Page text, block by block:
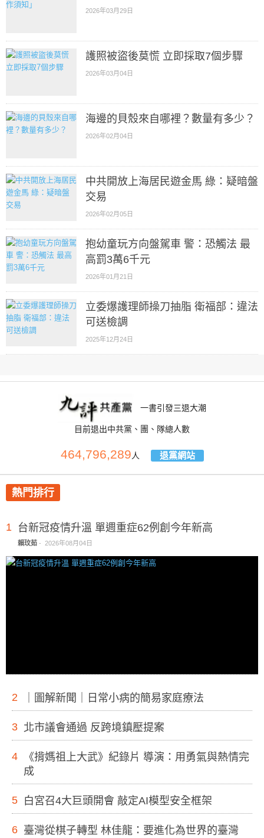
2026年03月29日
護照被盜後莫慌 立即採取7個步驟
2026年03月04日
海邊的貝殼來自哪裡？數量有多少？
2026年02月04日
中共開放上海居民遊金馬 綠：疑暗盤
交易
2026年02月05日
抱幼童玩方向盤駕車 警：恐觸法 最
高罰3萬6千元
2026年01月21日
立委爆護理師操刀抽脂 衛福部：違法
可送檢調
2025年12月24日
一書引發三退大潮
目前退出中共黨、團、隊總人數
464,796,289人 退黨網站
熱門排行
1 台新冠疫情升溫 單週重症62例創今年新高
賴玟茹 - 2026年08月04日
2 ｜圖解新聞｜日常小病的簡易家庭療法
3 北市議會通過 反跨境鎮壓提案
4
《揹媽祖上大武》紀錄片 導演：用勇氣與熱情完
成
5 白宮召4大巨頭開會 敲定AI模型安全框架
6 臺灣從棋子轉型 林佳龍：要進化為世界的臺灣